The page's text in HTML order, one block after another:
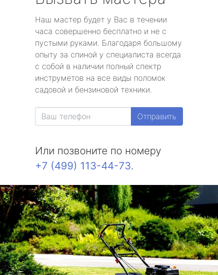
Наш мастер будет у Вас в течении
часа совершенно бесплатно и не с
пустыми руками. Благодаря большому
опыту за спиной у специалиста всегда
с собой в наличии полный спектр
инструметов на все виды поломок
садовой и бензиновой техники.
Отправить
Или позвоните по номеру
+7 (499) 113-44-73.